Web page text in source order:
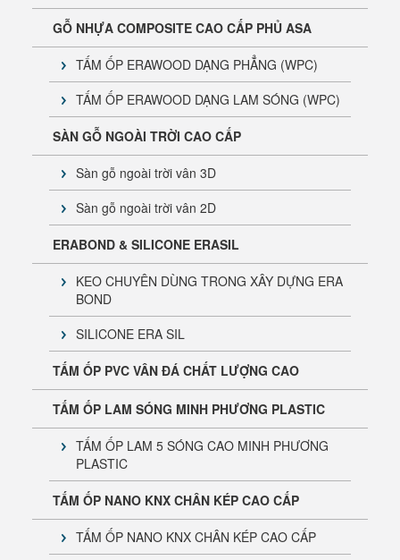
GỖ NHỰA COMPOSITE CAO CẤP PHỦ ASA
TẤM ỐP ERAWOOD DẠNG PHẲNG (WPC)
TẤM ỐP ERAWOOD DẠNG LAM SÓNG (WPC)
SÀN GỖ NGOÀI TRỜI CAO CẤP
Sàn gỗ ngoài trời vân 3D
Sàn gỗ ngoài trời vân 2D
ERABOND & SILICONE ERASIL
KEO CHUYÊN DÙNG TRONG XÂY DỰNG ERA
BOND
SILICONE ERA SIL
TẤM ỐP PVC VÂN ĐÁ CHẤT LƯỢNG CAO
TẤM ỐP LAM SÓNG MINH PHƯƠNG PLASTIC
TẤM ỐP LAM 5 SÓNG CAO MINH PHƯƠNG
PLASTIC
TẤM ỐP NANO KNX CHÂN KÉP CAO CẤP
TẤM ỐP NANO KNX CHÂN KÉP CAO CẤP
Tấm Cemboard ERA Chính Hãng | Báo Giá & Phân